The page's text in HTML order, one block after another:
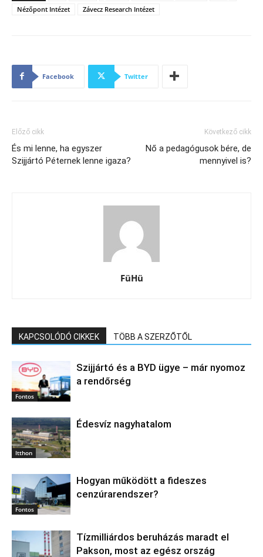
Nézőpont Intézet
Závecz Research Intézet
Facebook Twitter
Előző cikk
És mi lenne, ha egyszer
Szijjártó Péternek lenne igaza?
Következő cikk
Nő a pedagógusok bére, de
mennyivel is?
FüHü
KAPCSOLÓDÓ CIKKEK TÖBB A SZERZŐTŐL
Fontos
Szijjártó és a BYD ügye – már nyomoz
a rendőrség
Itthon
Édesvíz nagyhatalom
Fontos
Hogyan működött a fideszes
cenzúrarendszer?
Tízmilliárdos beruházás maradt el
Pakson, most az egész ország